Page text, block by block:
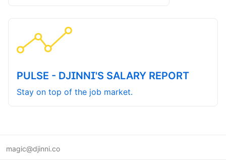
PULSE - DJINNI'S SALARY REPORT
Stay on top of the job market.
magic@djinni.co